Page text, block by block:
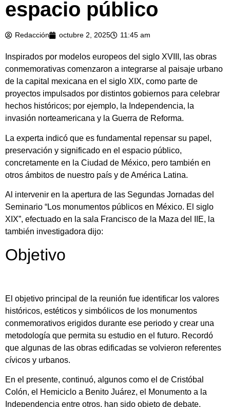
espacio público
Redacción octubre 2, 2025 11:45 am
Inspirados por modelos europeos del siglo XVIII, las obras
conmemorativas comenzaron a integrarse al paisaje urbano
de la capital mexicana en el siglo XIX, como parte de
proyectos impulsados por distintos gobiernos para celebrar
hechos históricos; por ejemplo, la Independencia, la
invasión norteamericana y la Guerra de Reforma.
La experta indicó que es fundamental repensar su papel,
preservación y significado en el espacio público,
concretamente en la Ciudad de México, pero también en
otros ámbitos de nuestro país y de América Latina.
Al intervenir en la apertura de las Segundas Jornadas del
Seminario “Los monumentos públicos en México. El siglo
XIX”, efectuado en la sala Francisco de la Maza del IIE, la
también investigadora dijo:
Objetivo
El objetivo principal de la reunión fue identificar los valores
históricos, estéticos y simbólicos de los monumentos
conmemorativos erigidos durante ese periodo y crear una
metodología que permita su estudio en el futuro. Recordó
que algunas de las obras edificadas se volvieron referentes
cívicos y urbanos.
En el presente, continuó, algunos como el de Cristóbal
Colón, el Hemiciclo a Benito Juárez, el Monumento a la
Independencia entre otros, han sido objeto de debate,